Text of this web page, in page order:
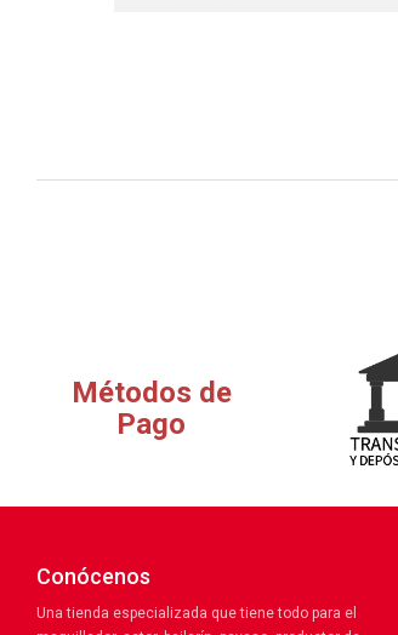
Métodos de
Pago
Conócenos
Una tienda especializada que tiene todo para el